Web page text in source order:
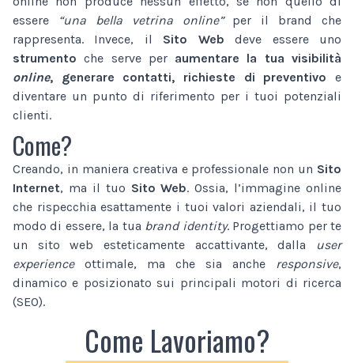
essere
“una bella vetrina online”per il brand che
rappresenta. Invece, il Sito Web deve essere uno
strumento che serve per aumentare la tua visibilità
online, generare contatti, richieste di preventivo e
diventare un punto di riferimento per i tuoi potenziali
clienti.
Come?
Creando, in maniera creativa e professionale non un Sito
Internet, ma il tuo Sito Web. Ossia, l’immagine online
che rispecchia esattamente i tuoi valori aziendali, il tuo
modo di essere, la tua brand identity. Progettiamo per te
un sito web esteticamente accattivante, dalla
user
experienceottimale, ma che sia anche responsive,
dinamico e posizionato sui principali motori di ricerca
(SEO).
Come Lavoriamo?